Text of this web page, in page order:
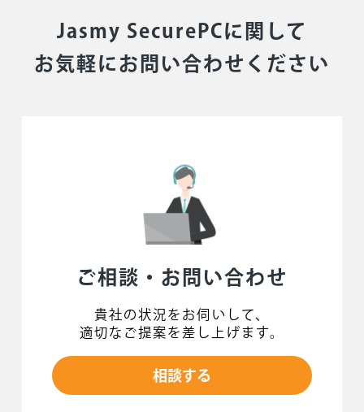
Jasmy SecurePCに関して
お気軽にお問い合わせください
ご相談・お問い合わせ
貴社の状況をお伺いして、
適切なご提案を差し上げます。
相談する